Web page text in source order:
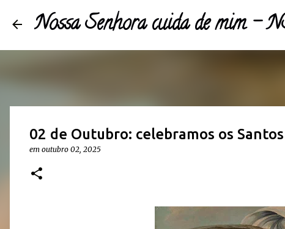
Nossa Senhora cuida de mim -
02 de Outubro: celebramos os
em outubro 02, 2025